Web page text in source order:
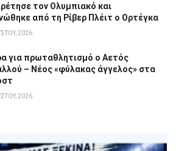
τον Ολυμπιακό και
από τη Ρίβερ Πλέιτ ο Ορτέγκα
2026
για πρωταθλητισμό ο Αετός
– Νέος «φύλακας άγγελος» στα
2026